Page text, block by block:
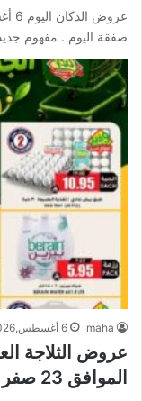
صفقة اليوم . مفهوم
maha 6 أغسطس,2026
الموافق 23 صفر 1448 عروض الجمعة الخضراء